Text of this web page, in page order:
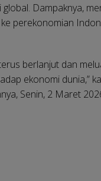
Dampaknya,
perekonomian
berlanjut dan
ekonomi dunia,”
Senin, 2 Maret